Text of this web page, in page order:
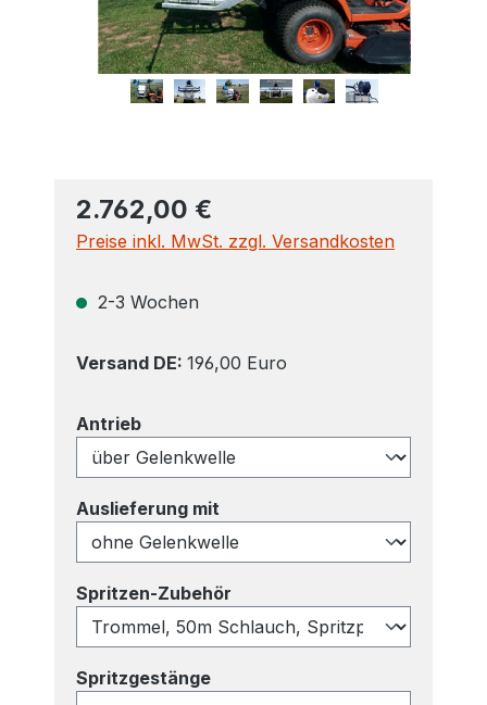
2.762,00 €
Preise inkl. MwSt. zzgl. Versandkosten
2-3 Wochen
Versand DE: 196,00 Euro
Antriebauswählen
Auslieferung mit
Spritzen-Zubehör
Spritzgestängeauswählen